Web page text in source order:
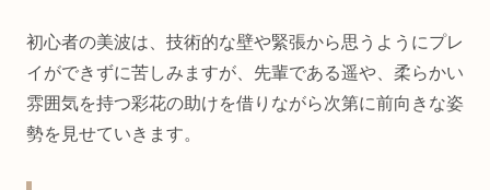
初心者の美波は、技術的な壁や緊張から思うようにプレ
イができずに苦しみますが、先輩である遥や、柔らかい
雰囲気を持つ彩花の助けを借りながら次第に前向きな姿
勢を見せていきます。